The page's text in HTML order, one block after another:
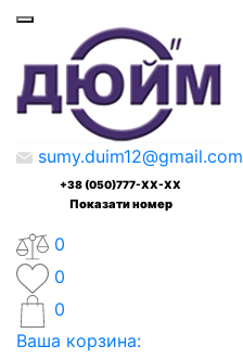
sumy.duim12@gmail.com
+38 (050)777-XX-XX
Показати номер
0
0
0
Ваша корзина: